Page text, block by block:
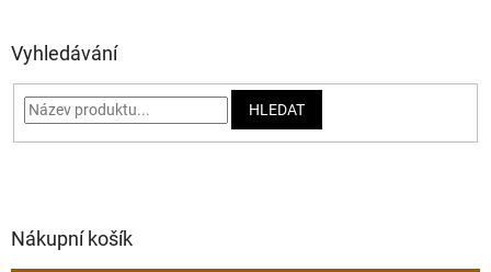
Vyhledávání
HLEDAT
Nákupní košík